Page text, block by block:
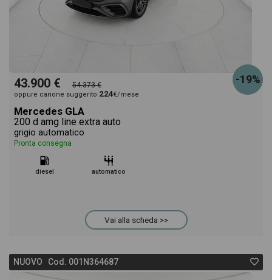
-19%
43.900 € 54.373 €
oppure canone suggerito 224€/mese
Mercedes GLA
200 d amg line extra auto
grigio automatico
Pronta consegna
diesel automatico
Vai alla scheda >>
NUOVO Cod. 001N364687